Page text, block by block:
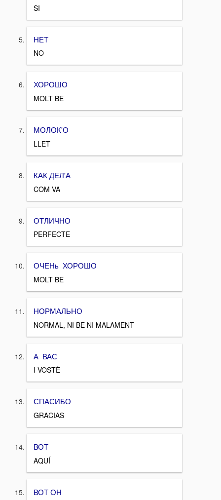
SI
НЕТ
NO
ХОРОШО
MOLT BE
МОЛОК'О
LLET
КАК ДЕЛ'А
COM VA
ОТЛИЧНО
PERFECTE
ОЧЕНь ХОРОШО
MOLT BE
НОРМАЛЬНО
NORMAL, NI BE NI MALAMENT
А ВАС
I VOSTÈ
СПАСИБО
GRACIAS
ВОТ
AQUÍ
ВОТ ОН